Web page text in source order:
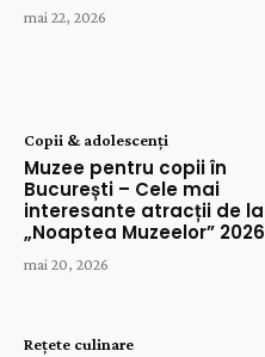
mai 22, 2026
Copii & adolescenți
Muzee pentru copii în
București – Cele mai
interesante atracții de la
„Noaptea Muzeelor” 2026
mai 20, 2026
Rețete culinare